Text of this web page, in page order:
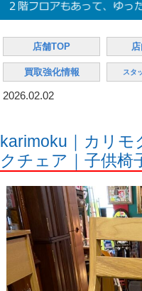
店舗TOP
買取強化情報 スタ
2026.02.02
karimoku｜カリモ
クチェア｜子供椅